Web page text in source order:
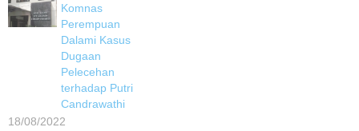
Komnas
Perempuan
Dalami Kasus
Dugaan
Pelecehan
terhadap Putri
Candrawathi
18/08/2022